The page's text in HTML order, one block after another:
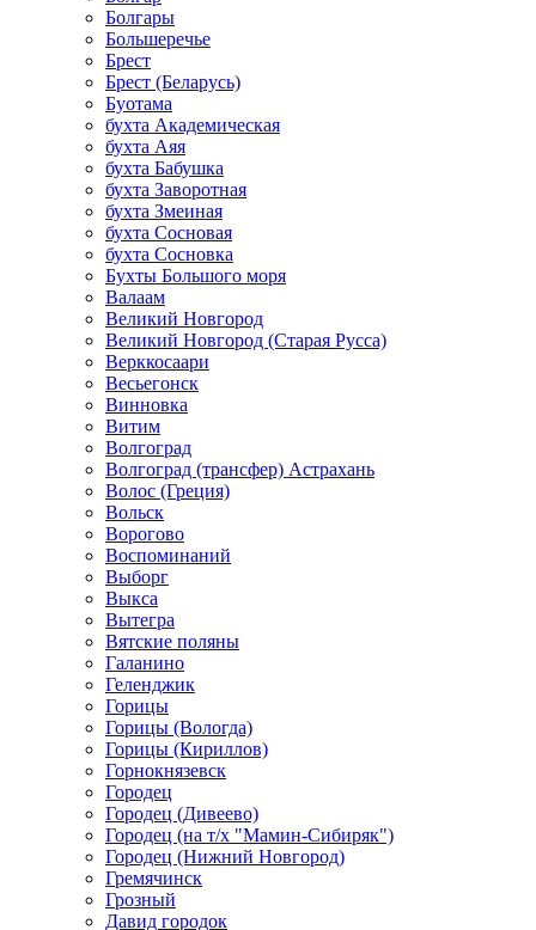
Болгары
Большеречье
Брест
Брест (Беларусь)
Буотама
бухта Академическая
бухта Аяя
бухта Бабушка
бухта Заворотная
бухта Змеиная
бухта Сосновая
бухта Сосновка
Бухты Большого моря
Валаам
Великий Новгород
Великий Новгород (Старая Русса)
Верккосаари
Весьегонск
Винновка
Витим
Волгоград
Волгоград (трансфер) Астрахань
Волос (Греция)
Вольск
Ворогово
Воспоминаний
Выборг
Выкса
Вытегра
Вятские поляны
Галанино
Геленджик
Горицы
Горицы (Вологда)
Горицы (Кириллов)
Горнокнязевск
Городец
Городец (Дивеево)
Городец (на т/х "Мамин-Сибиряк")
Городец (Нижний Новгород)
Гремячинск
Грозный
Давид городок